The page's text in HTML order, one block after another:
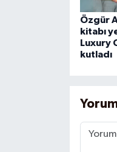
Özgür
kitabı
Luxury
kutladı